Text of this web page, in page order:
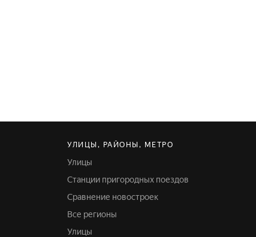
УЛИЦЫ, РАЙОНЫ, МЕТРО
Улицы
Станции пригородных поездов
Сравнение новостроек
Все регионы
Улицы